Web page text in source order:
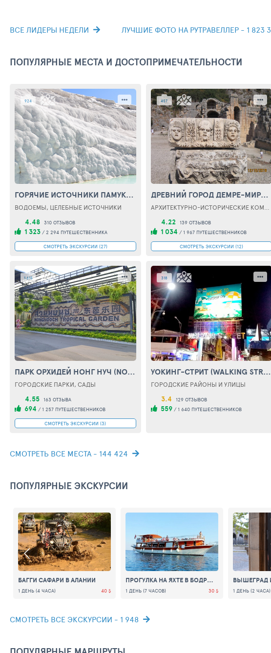
ВСЕ ЛИДЕРЫ НЕДЕЛИ ЛУЧШИЕ ФОТО НА РУТРАВЕЛЛЕР - 1 823
ПОПУЛЯРНЫЕ МЕСТА И ДОСТОПРИМЕЧАТЕЛЬНОСТИ
924
ГОРЯЧИЕ ИСТОЧНИКИ ПАМУККАЛЕ (PAMUKKALE)
ВОДОЕМЫ, ЦЕЛЕБНЫЕ ИСТОЧНИКИ
4.48 310 ОТЗЫВОВ
1 323 / 2 294 ПУТЕШЕСТВЕННИКА
СМОТРЕТЬ ЭКСКУРСИИ (27)
457
ДРЕВНИЙ ГОРОД ДЕМРЕ-МИРА
АРХИТЕКТУРНО-ИСТОРИЧЕСКИЕ КОМПЛЕКСЫ
4.22 139 ОТЗЫВОВ
1 034 / 1 967 ПУТЕШЕСТВЕННИКОВ
СМОТРЕТЬ ЭКСКУРСИИ (12)
1 615
ПАРК ОРХИДЕЙ НОНГ НУЧ (NONG NOOCH TROPICAL GARDEN)
ГОРОДСКИЕ ПАРКИ, САДЫ
4.55 163 ОТЗЫВА
694 / 1 257 ПУТЕШЕСТВЕННИКОВ
СМОТРЕТЬ ЭКСКУРСИИ (3)
318
УОКИНГ-СТРИТ (WALKING STREET)
ГОРОДСКИЕ РАЙОНЫ И УЛИЦЫ
3.4 129 ОТЗЫВОВ
559/ 1 640 ПУТЕШЕСТВЕННИКОВ
СМОТРЕТЬ ВСЕ МЕСТА - 144 424
ПОПУЛЯРНЫЕ ЭКСКУРСИИ
БАГГИ САФАРИ В АЛАНИИ
1 ДЕНЬ (4 ЧАСА) 40 $
ПРОГУЛКА НА ЯХТЕ В БОДРУМЕ "ВСЕ ВКЛЮЧЕНО"
1 ДЕНЬ (7 ЧАСОВ) 30 $
ВЫШЕГРАД
1 ДЕНЬ (2 ЧАСА)
СМОТРЕТЬ ВСЕ ЭКСКУРСИИ - 1 948